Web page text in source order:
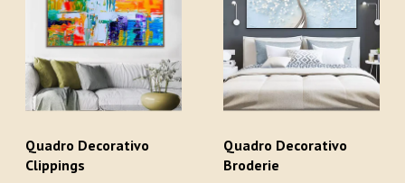
Quadro Decorativo
Clippings
Quadro Decorativo
Broderie